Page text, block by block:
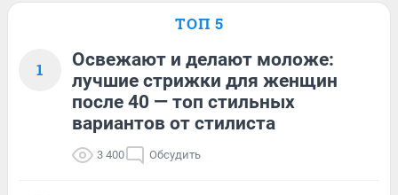
ТОП 5
1
Освежают и делают моложе:
лучшие стрижки для женщин
после 40 — топ стильных
вариантов от стилиста
3 400 Обсудить